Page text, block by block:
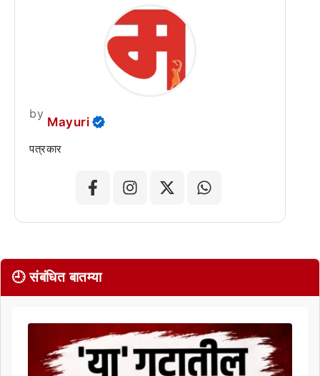
by
Mayuri
पत्रकार
🕘 संबंधित बातम्या